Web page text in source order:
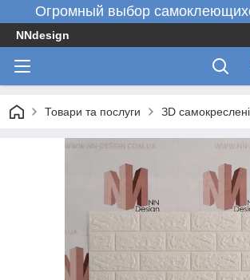
Огромный выбор
NNdesign
Товари та послуги ЗD